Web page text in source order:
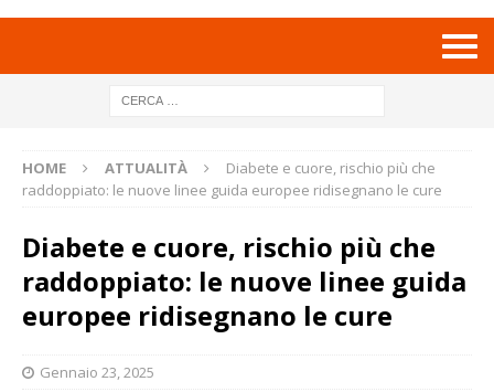
HOME ATTUALITÀ
Diabete e cuore, rischio più che
raddoppiato: le nuove linee guida europee ridisegnano le cure
Diabete e cuore, rischio più che
raddoppiato: le nuove linee guida
europee ridisegnano le cure
Gennaio 23, 2025